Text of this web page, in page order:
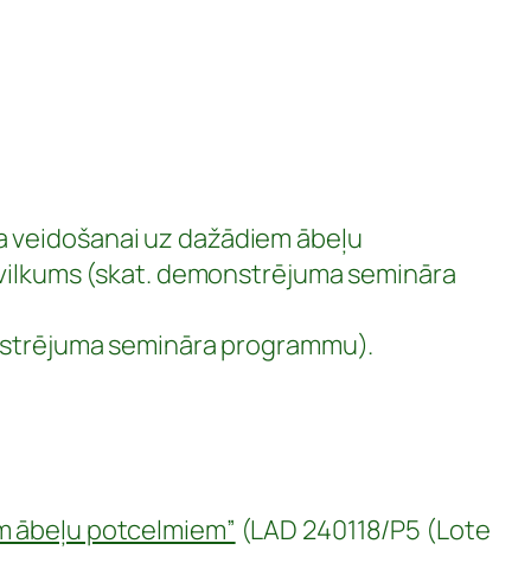
uz dažādiem ābeļu
(skat. demonstrējuma semināra
semināra programmu).
ābeļu potcelmiem” (LAD 240118/P5 (Lote